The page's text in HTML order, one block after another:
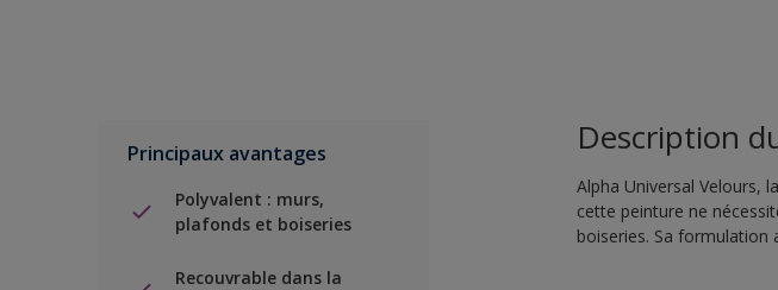
Principaux avantages
Polyvalent : murs,
plafonds et boiseries
Recouvrable dans la
Description
Alpha Universal Velours,
cette peinture ne
boiseries. Sa formulation